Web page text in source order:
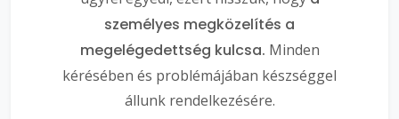
személyes megközelítés a
megelégedettség kulcsa. Minden
kérésében és problémájában készséggel
állunk rendelkezésére.